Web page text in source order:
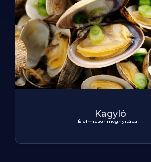
Kagyló
Élelmiszer megnyitása →